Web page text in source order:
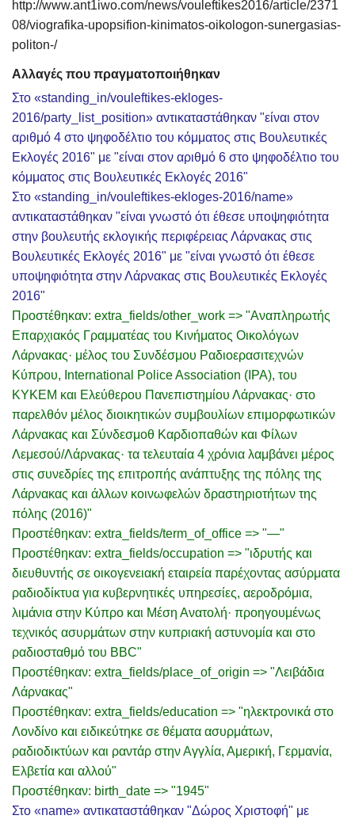
http://www.ant1iwo.com/news/vouleftikes2016/article/2371
08/viografika-upopsifion-kinimatos-oikologon-sunergasias-
politon-/
Αλλαγές που πραγματοποιήθηκαν
Στο «standing_in/vouleftikes-ekloges-
2016/party_list_position» αντικαταστάθηκαν "είναι στον
αριθμό 4 στο ψηφοδέλτιο του κόμματος στις Βουλευτικές
Εκλογές 2016" με "είναι στον αριθμό 6 στο ψηφοδέλτιο του
κόμματος στις Βουλευτικές Εκλογές 2016"
Στο «standing_in/vouleftikes-ekloges-2016/name»
αντικαταστάθηκαν "είναι γνωστό ότι έθεσε υποψηφιότητα
στην βουλευτής εκλογικής περιφέρειας Λάρνακας στις
Βουλευτικές Εκλογές 2016" με "είναι γνωστό ότι έθεσε
υποψηφιότητα στην Λάρνακας στις Βουλευτικές Εκλογές
2016"
Προστέθηκαν: extra_fields/other_work => "Αναπληρωτής
Επαρχιακός Γραμματέας του Κινήματος Οικολόγων
Λάρνακας· μέλος του Συνδέσμου Ραδιοερασιτεχνών
Κύπρου, International Police Association (IPA), του
ΚΥΚΕΜ και Ελεύθερου Πανεπιστημίου Λάρνακας· στο
παρελθόν μέλος διοικητικών συμβουλίων επιμορφωτικών
Λάρνακας και Σύνδεσμοθ Καρδιοπαθών και Φίλων
Λεμεσού/Λάρνακας· τα τελευταία 4 χρόνια λαμβάνει μέρος
στις συνεδρίες της επιτροπής ανάπτυξης της πόλης της
Λάρνακας και άλλων κοινωφελών δραστηριοτήτων της
πόλης (2016)"
Προστέθηκαν: extra_fields/term_of_office => "—"
Προστέθηκαν: extra_fields/occupation => "ιδρυτής και
διευθυντής σε οικογενειακή εταιρεία παρέχοντας ασύρματα
ραδιοδίκτυα για κυβερνητικές υπηρεσίες, αεροδρόμια,
λιμάνια στην Κύπρο και Μέση Ανατολή· προηγουμένως
τεχνικός ασυρμάτων στην κυπριακή αστυνομία και στο
ραδιοσταθμό του BBC"
Προστέθηκαν: extra_fields/place_of_origin => "Λειβάδια
Λάρνακας"
Προστέθηκαν: extra_fields/education => "ηλεκτρονικά στο
Λονδίνο και ειδικεύτηκε σε θέματα ασυρμάτων,
ραδιοδικτύων και ραντάρ στην Αγγλία, Αμερική, Γερμανία,
Ελβετία και αλλού"
Προστέθηκαν: birth_date => "1945"
Στο «name» αντικαταστάθηκαν "Δώρος Χριστοφή" με